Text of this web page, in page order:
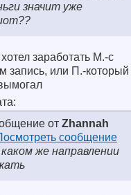
значит уже
хотел заработать М.-с
запись, или П.-который
от Zhannah
каком же направлении